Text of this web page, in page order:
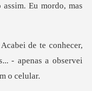
r,
- apenas a ob